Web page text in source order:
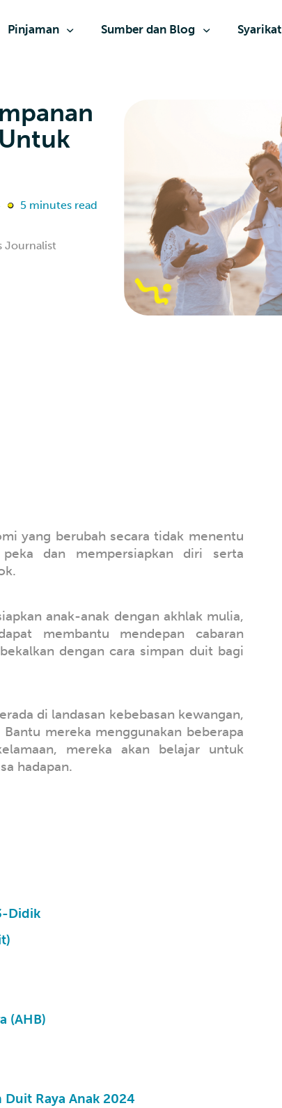
Pinjaman Sumber dan Blog Syarikat
5 minutes read
Journalist
yang berubah secara tidak menentu
dan mempersiapkan diri serta
anak-anak dengan akhlak mulia,
membantu mendepan cabaran
dengan cara simpan duit bagi
di landasan kebebasan kewangan,
Bantu mereka menggunakan beberapa
mereka akan belajar untuk
hadapan.
Didik
(AHB)
Duit Raya Anak 2024